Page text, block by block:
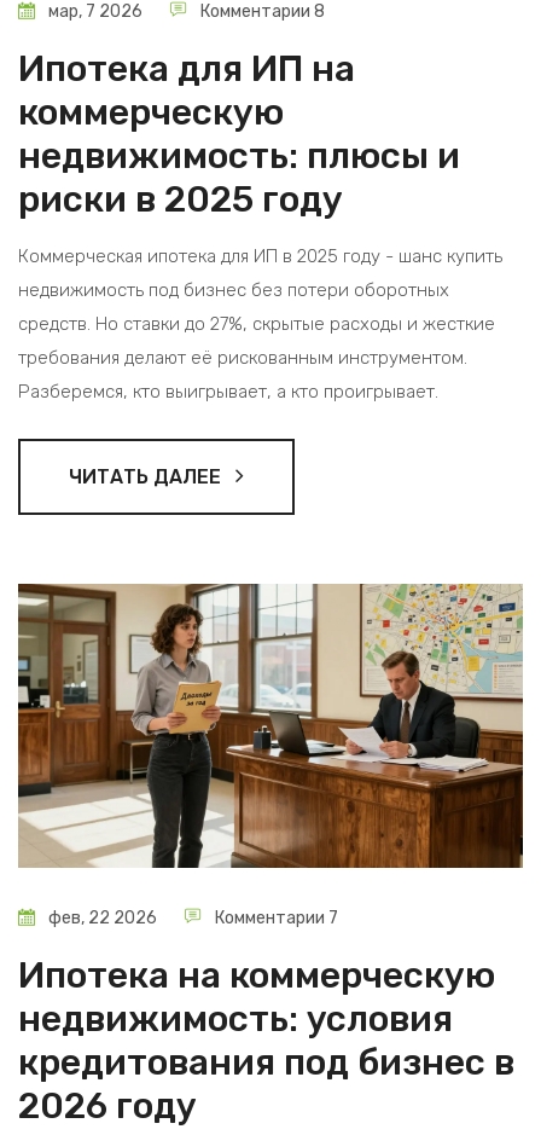
мар, 7 2026 Комментарии 8
Ипотека для ИП на
коммерческую
недвижимость: плюсы и
риски в 2025 году
Коммерческая ипотека для ИП в 2025 году - шанс купить
недвижимость под бизнес без потери оборотных
средств. Но ставки до 27%, скрытые расходы и жесткие
требования делают её рискованным инструментом.
Разберемся, кто выигрывает, а кто проигрывает.
ЧИТАТЬ ДАЛЕЕ
фев, 22 2026 Комментарии 7
Ипотека на коммерческую
недвижимость: условия
кредитования под бизнес в
2026 году